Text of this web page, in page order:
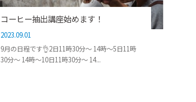
コーヒー抽出講座始めます！
2023.09.01
9月の日程です👌2日11時30分〜 14時〜5日11時
30分〜 14時〜10日11時30分〜 14...